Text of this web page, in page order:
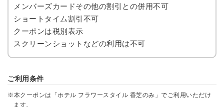
メンバーズカードその他の割引との併用不可
ショートタイム割引不可
クーポンは税別表示
スクリーンショットなどの利用は不可
ご利用条件
※本クーポンは「ホテル フラワースタイル 香芝のみ」でご利用いただけ
ます。